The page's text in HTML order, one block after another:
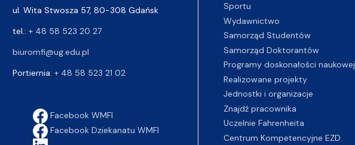
ul. Wita Stwosza 57, 80-308 Gdańsk
tel.: + 48 58 523 20 27
biuromfi@ug.edu.pl
Portiernia: + 48 58 523 21 02
Facebook WMFI
Facebook Dziekanatu WMFI
Sportu
Wydawnictwo
Samorząd Studentów
Samorząd Doktorantów
Programy doskonałości naukowej
Realizowane projekty
Jednostki i organizacje
Znajdź pracownika
Uczelnie Fahrenheita
Centrum Kompetencyjne EZD